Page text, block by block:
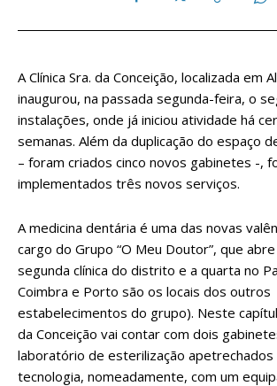
A Clínica Sra. da Conceição, localizada em
inaugurou, na passada segunda-feira, o
instalações, onde já iniciou atividade há
semanas. Além da duplicação do espaço
– foram criados cinco novos gabinetes -,
implementados três novos serviços.
A medicina dentária é uma das novas
cargo do Grupo “O Meu Doutor”, que
segunda clínica do distrito e a quarta no
Coimbra e Porto são os locais dos outros
estabelecimentos do grupo). Neste
da Conceição vai contar com dois
laboratório de esterilização apetrechados
tecnologia, nomeadamente, com um